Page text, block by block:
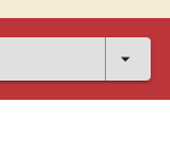
arrow_drop_down